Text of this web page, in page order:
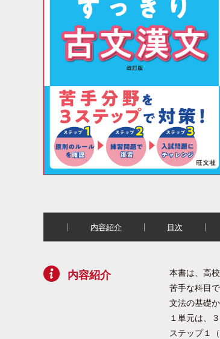
内容紹介 目次
内容紹介
本書は、高
苦手な科目
文法の基礎
１単元は、
ステップ１